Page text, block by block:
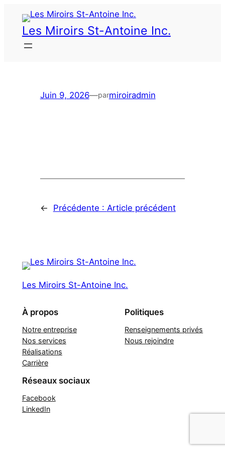
Les Miroirs St-Antoine Inc.
Juin 9, 2026—parmiroiradmin
← Précédente : Article précédent
Les Miroirs St-Antoine Inc.
À propos
Notre entreprise
Nos services
Réalisations
Carrière
Politiques
Renseignements privés
Nous rejoindre
Réseaux sociaux
Facebook
LinkedIn